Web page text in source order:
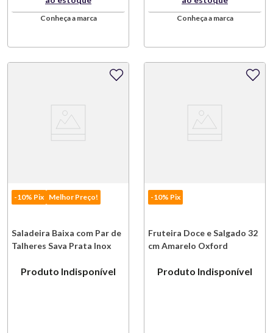
Conheça a marca Conheça a marca
-10% Pix Melhor Preço!
Saladeira Baixa com Par de
Talheres Sava Prata Inox
Produto Indisponível
-10% Pix
Fruteira Doce e Salgado 32
cm Amarelo Oxford
Produto Indisponível